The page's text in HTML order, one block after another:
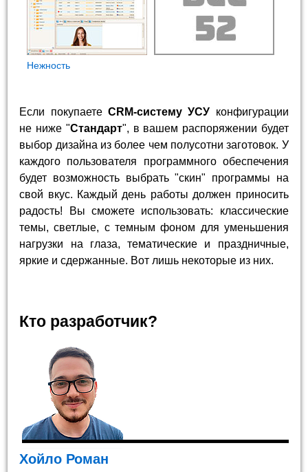
Нежность
Если покупаете CRM-систему УСУ конфигурации
не ниже "Стандарт", в вашем распоряжении будет
выбор дизайна из более чем полусотни заготовок. У
каждого пользователя программного обеспечения
будет возможность выбрать "скин" программы на
свой вкус. Каждый день работы должен приносить
радость! Вы сможете использовать: классические
темы, светлые, с темным фоном для уменьшения
нагрузки на глаза, тематические и праздничные,
яркие и сдержанные. Вот лишь некоторые из них.
Кто разработчик?
Хойло Роман